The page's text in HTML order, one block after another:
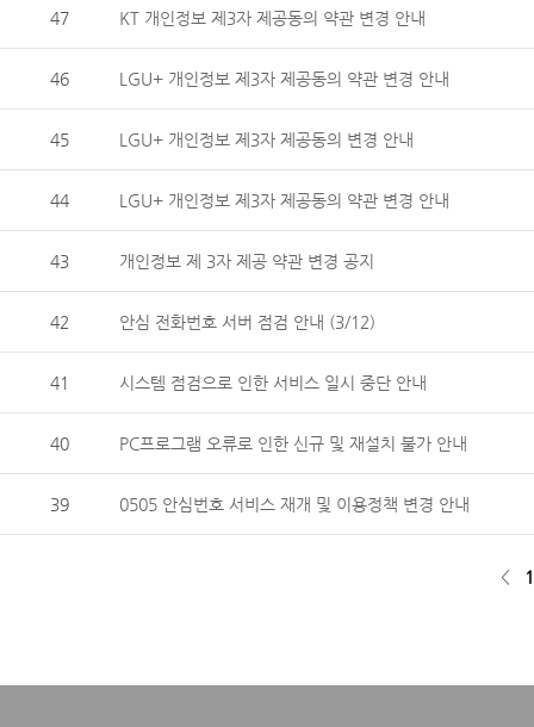
47 KT 개인정보 제3자 제공동의 약관 변경 안내
46 LGU+ 개인정보 제3자 제공동의 약관 변경 안내
45 LGU+ 개인정보 제3자 제공동의 변경 안내
44 LGU+ 개인정보 제3자 제공동의 약관 변경 안내
43 개인정보 제 3자 제공 약관 변경 공지
42 안심 전화번호 서버 점검 안내 (3/12)
41 시스템 점검으로 인한 서비스 일시 중단 안내
40 PC프로그램 오류로 인한 신규 및 재설치 불가 안내
39 0505 안심번호 서비스 재개 및 이용정책 변경 안내
< 1